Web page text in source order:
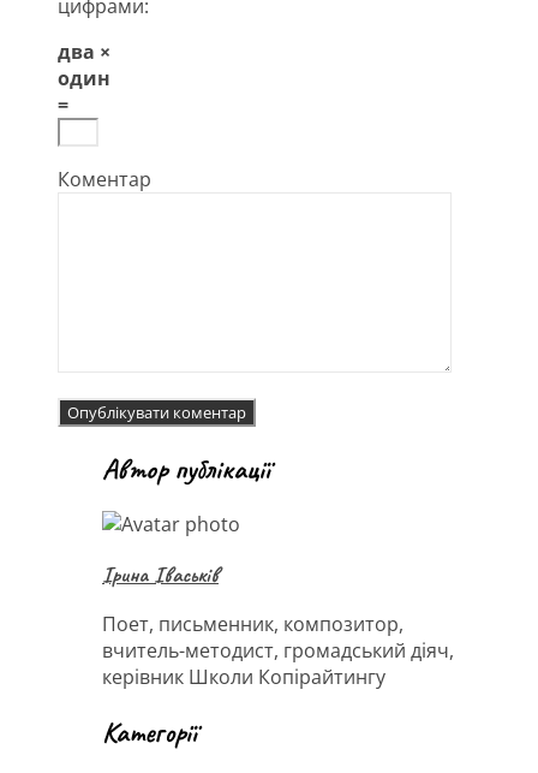
цифрами:
два ×
один
=
Коментар
Автор публікації
Ірина Іваськів
Поет, письменник, композитор,
вчитель-методист, громадський діяч,
керівник Школи Копірайтингу
Категорії